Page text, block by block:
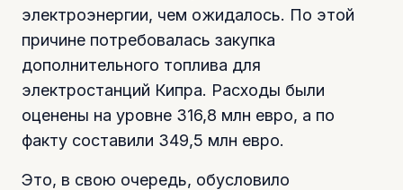
электроэнергии, чем ожидалось. По этой
причине потребовалась закупка
дополнительного топлива для
электростанций Кипра. Расходы были
оценены на уровне 316,8 млн евро, а по
факту составили 349,5 млн евро.
Это, в свою очередь, обусловило